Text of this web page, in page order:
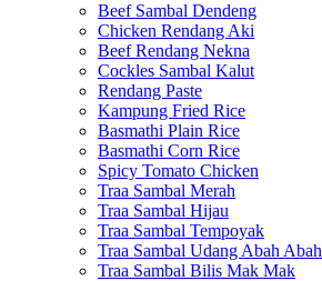
Beef Sambal Dendeng
Chicken Rendang Aki
Beef Rendang Nekna
Cockles Sambal Kalut
Rendang Paste
Kampung Fried Rice
Basmathi Plain Rice
Basmathi Corn Rice
Spicy Tomato Chicken
Traa Sambal Merah
Traa Sambal Hijau
Traa Sambal Tempoyak
Traa Sambal Udang Abah Abah
Traa Sambal Bilis Mak Mak